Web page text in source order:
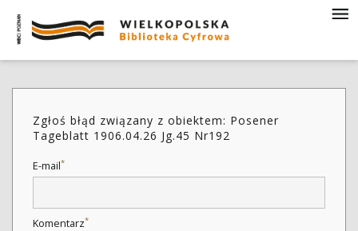
Zgłoś błąd związany z obiektem: Posener
Tageblatt 1906.04.26 Jg.45 Nr192
E-mail*
Komentarz*